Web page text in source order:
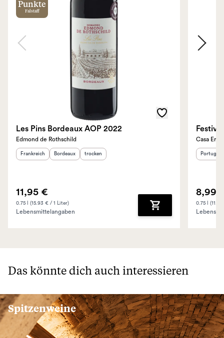
Punkte
Falstaff
Les Pins Bordeaux AOP 2022
Edmond de Rothschild
Herkunftsland
Frankreich Herkunftsregion:
Bordeaux Geschmack
trocken
11,95 €
0.75 l (15.93 € / 1 Liter)
Lebensmittelangaben Zum Warenkorb
Casa
Portugal
8,99
0.75 l
Das könnte dich auch interessieren
Spitzenweine